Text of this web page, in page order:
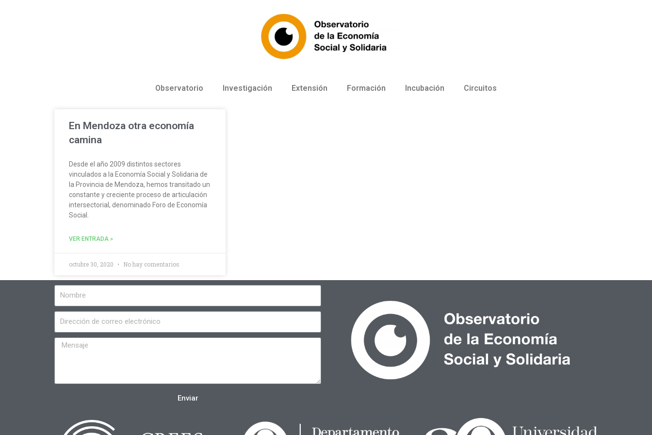
Observatorio Investigación Extensión Formación Incubación Circuitos
En Mendoza otra economía
camina
Desde el año 2009 distintos sectores
vinculados a la Economía Social y Solidaria de
la Provincia de Mendoza, hemos transitado un
constante y creciente proceso de articulación
intersectorial, denominado Foro de Economía
Social.
VER ENTRADA »
octubre 30, 2020 No hay comentarios
Enviar